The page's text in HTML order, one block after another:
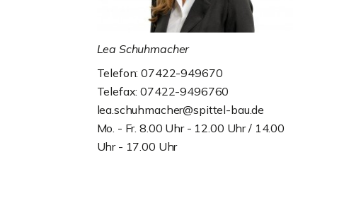
Lea Schuhmacher
Telefon: 07422-949670
Telefax: 07422-9496760
lea.schuhmacher@spittel-bau.de
Mo. - Fr. 8.00 Uhr - 12.00 Uhr / 14.00
Uhr - 17.00 Uhr